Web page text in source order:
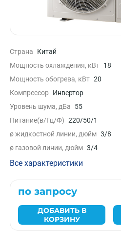
Страна
Китай
Мощность охлаждения, кВт 18
Мощность обогрева, кВт 20
Компрессор
Инвертор
Уровень шума, дБа
55
Питание(в/Гц/Ф) 220/50/1
ø жидкостной линии, дюйм 3/8
ø газовой линии, дюйм 3/4
Все характеристики
по запросу
ДОБАВИТЬ В
КОРЗИНУ